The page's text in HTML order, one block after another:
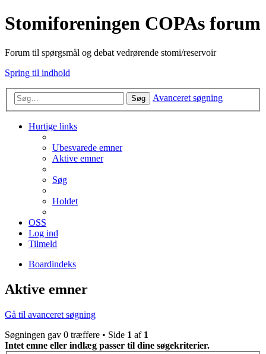
Stomiforeningen COPAs forum
Forum til spørgsmål og debat vedrørende stomi/reservoir
Spring til indhold
Søg Avanceret søgning
Hurtige links
Ubesvarede emner
Aktive emner
Søg
Holdet
OSS
Log ind
Tilmeld
Boardindeks
Aktive emner
Gå til avanceret søgning
Søgningen gav 0 træffere • Side 1 af 1
Intet emne eller indlæg passer til dine søgekriterier.